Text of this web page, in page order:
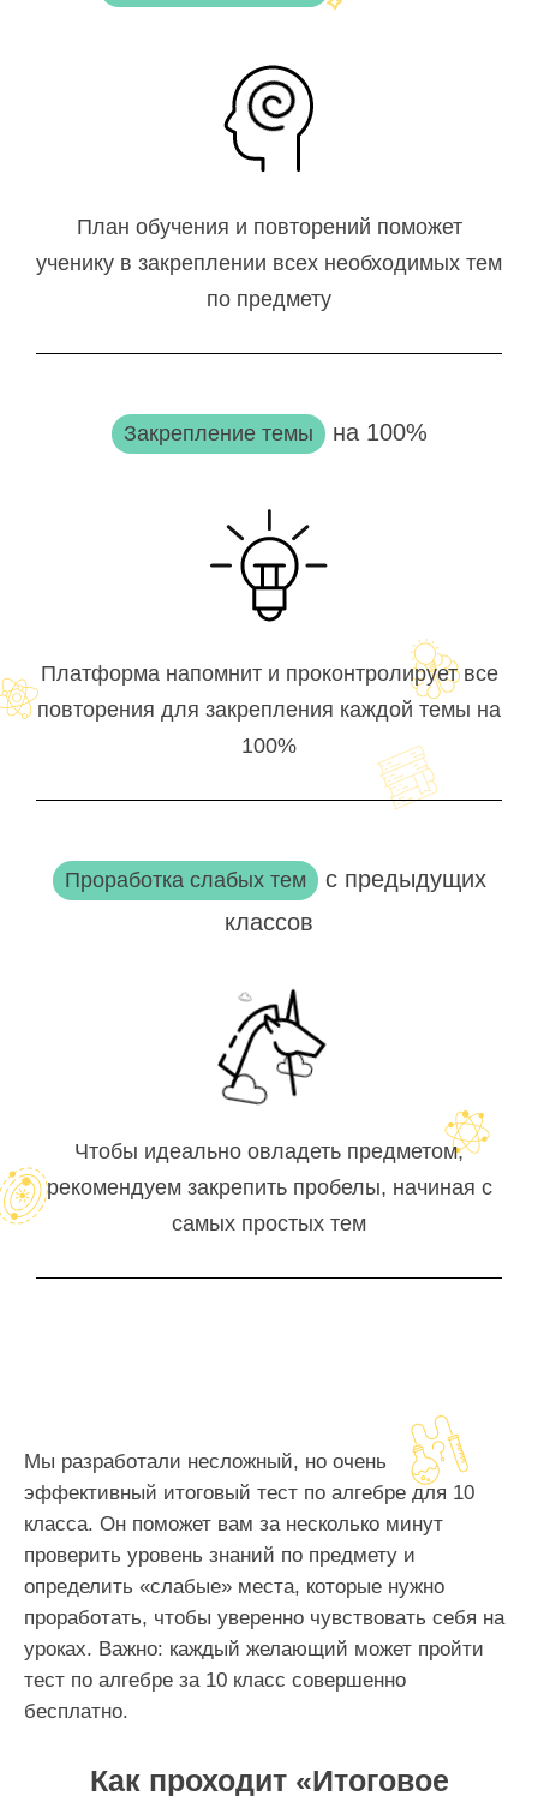
План обучения и повторений поможет
ученику в закреплении всех необходимых тем
по предмету
Закрепление темы на 100%
Платформа напомнит и проконтролирует все
повторения для закрепления каждой темы на
100%
Проработка слабых тем с предыдущих
классов
Чтобы идеально овладеть предметом,
рекомендуем закрепить пробелы, начиная с
самых простых тем
Мы разработали несложный, но очень
эффективный итоговый тест по алгебре для 10
класса. Он поможет вам за несколько минут
проверить уровень знаний по предмету и
определить «слабые» места, которые нужно
проработать, чтобы уверенно чувствовать себя на
уроках. Важно: каждый желающий может пройти
тест по алгебре за 10 класс совершенно
бесплатно.
Как проходит «Итоговое